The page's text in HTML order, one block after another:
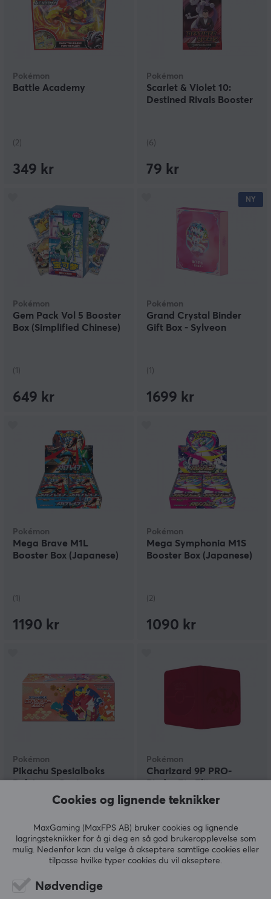
Pokémon
Battle Academy
(2)
349 kr
Pokémon
Scarlet & Violet 10:
Destined Rivals Booster
(6)
79 kr
Pokémon
Gem Pack Vol 5 Booster
Box (Simplified Chinese)
(1)
649 kr
NY
Pokémon
Grand Crystal Binder
Gift Box - Sylveon
(1)
1699 kr
Pokémon
Mega Brave M1L
Booster Box (Japanese)
(1)
1190 kr
Pokémon
Mega Symphonia M1S
Booster Box (Japanese)
(2)
1090 kr
Pokémon
Pikachu Spesialboks
Pokémon Center -
Hiroshima
2590 kr
Pokémon
Charizard 9P PRO-
Binder Zip Elite
(1)
459 kr
Cookies og lignende teknikker
MaxGaming (MaxFPS AB) bruker cookies og lignende
lagringsteknikker for å gi deg en så god brukeropplevelse som
mulig. Nedenfor kan du velge å akseptere samtlige cookies eller
tilpasse hvilke typer cookies du vil akseptere.
Nødvendige